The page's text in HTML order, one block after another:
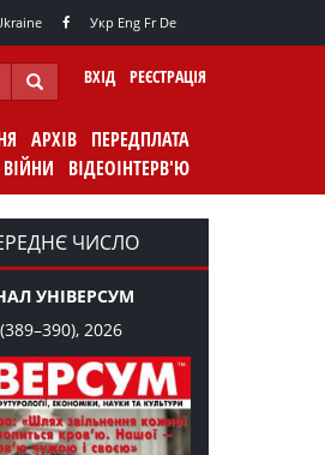
Укр Eng Fr De
ВХІД РЕЄСТРАЦІЯ
АРХІВ ПЕРЕДПЛАТА
ВІДЕОІНТЕРВ'Ю
ЧИСЛО
УНІВЕРСУМ
2026